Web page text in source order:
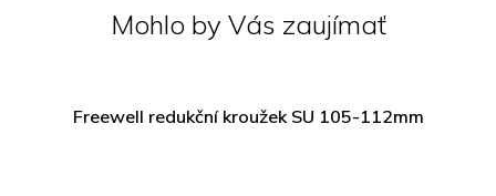
Mohlo by Vás zaujímať
Freewell redukční kroužek SU 105-112mm